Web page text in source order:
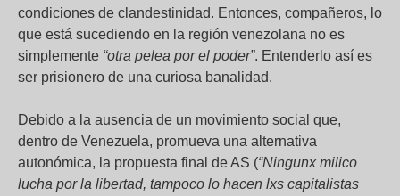
condiciones de clandestinidad. Entonces, compañeros, lo
que está sucediendo en la región venezolana no es
simplemente “otra pelea por el poder”. Entenderlo así es
ser prisionero de una curiosa banalidad.
Debido a la ausencia de un movimiento social que,
dentro de Venezuela, promueva una alternativa
autonómica, la propuesta final de AS (“Ningunx milico
lucha por la libertad, tampoco lo hacen lxs capitalistas